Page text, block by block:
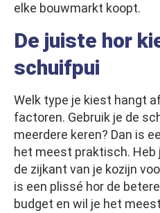
elke bouwmarkt koopt.
De juiste hor
schuifpui
Welk type je kiest hangt
factoren. Gebruik je de
meerdere keren? Dan is
het meest praktisch. Heb
de zijkant van je kozijn
is een plissé hor de
budget en wil je het